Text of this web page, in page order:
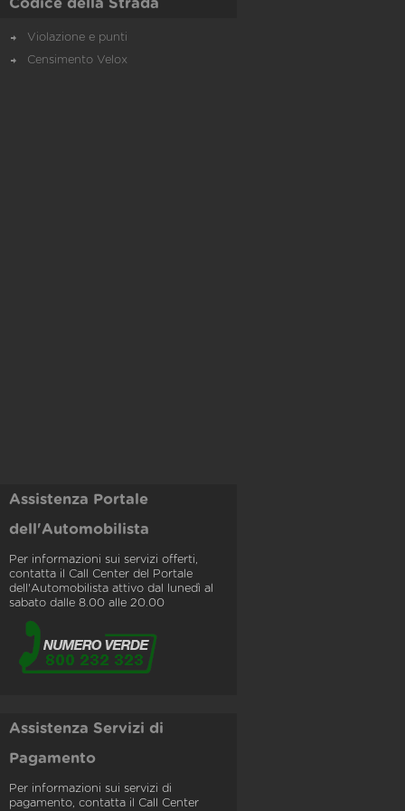
Codice della Strada
Violazione e punti
Censimento Velox
Assistenza Portale
dell'Automobilista
Per informazioni sui servizi offerti,
contatta il Call Center del Portale
dell'Automobilista attivo dal lunedì al
sabato dalle 8.00 alle 20.00
Assistenza Servizi di
Pagamento
Per informazioni sui servizi di
pagamento, contatta il Call Center